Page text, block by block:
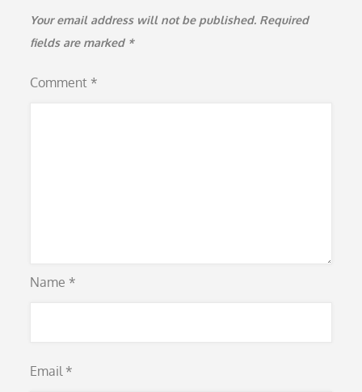
Your email address will not be published. Required
fields are marked *
Comment *
Name *
Email *